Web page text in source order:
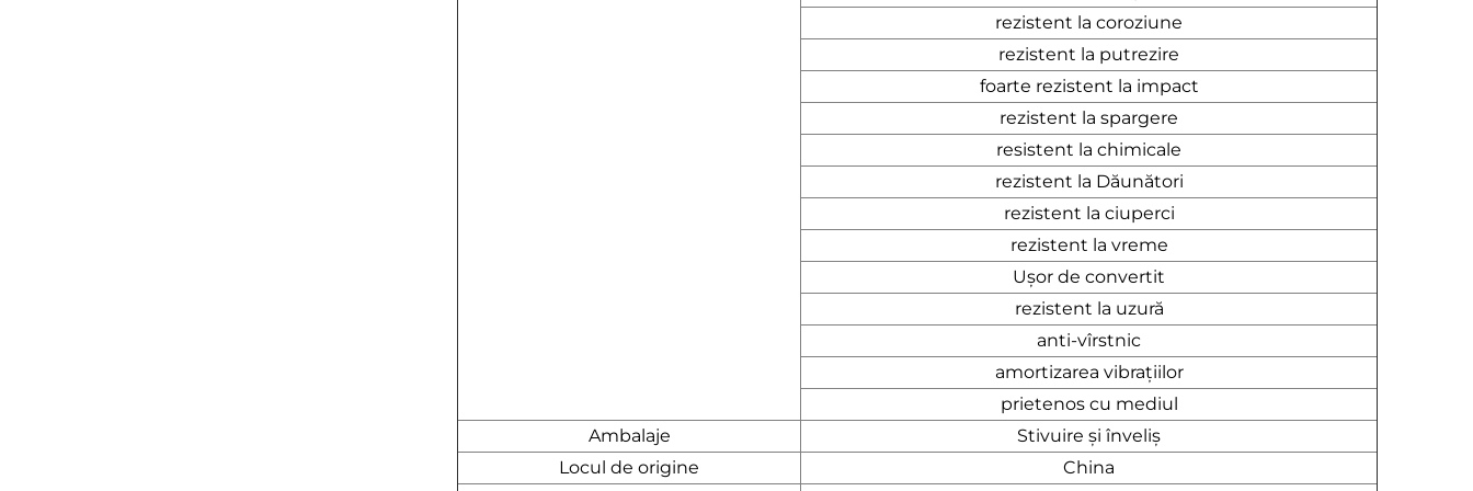
rezistent la coroziune
rezistent la putrezire
foarte rezistent la impact
rezistent la spargere
resistent la chimicale
rezistent la Dăunători
rezistent la ciuperci
rezistent la vreme
Ușor de convertit
rezistent la uzură
anti-vîrstnic
amortizarea vibrațiilor
prietenos cu mediul
Ambalaje
Stivuire și înveliș
Locul de origine
China